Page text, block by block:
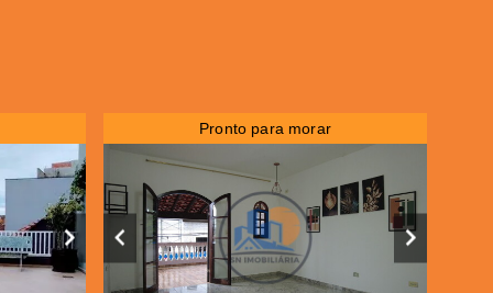
Pronto para morar